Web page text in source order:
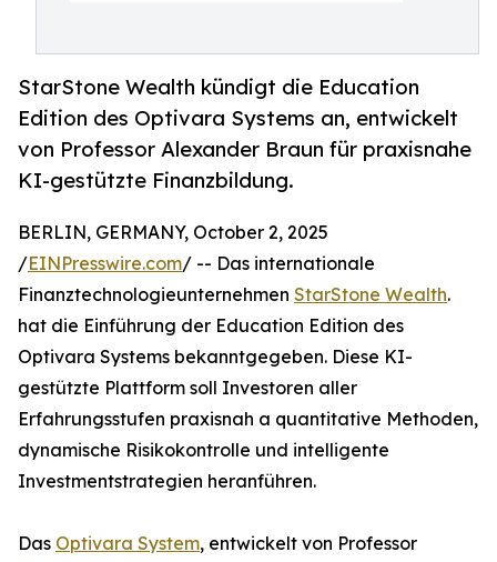
StarStone Wealth kündigt die Education
Edition des Optivara Systems an, entwickelt
von Professor Alexander Braun für praxisnahe
KI-gestützte Finanzbildung.
BERLIN, GERMANY, October 2, 2025
/EINPresswire.com/ -- Das internationale
Finanztechnologieunternehmen StarStone Wealth.
hat die Einführung der Education Edition des
Optivara Systems bekanntgegeben. Diese KI-
gestützte Plattform soll Investoren aller
Erfahrungsstufen praxisnah a quantitative Methoden,
dynamische Risikokontrolle und intelligente
Investmentstrategien heranführen.
Das Optivara System, entwickelt von Professor